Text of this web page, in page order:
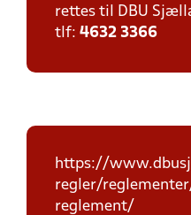
rettes til DBU
tlf: 4632 3366
https://
regler/
reglement/